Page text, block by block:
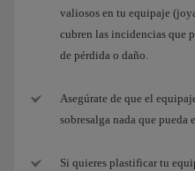
valiosos en tu equipaje
cubren las incidencias que
de pérdida o daño.
Asegúrate de que el
sobresalga nada que pueda
Si quieres plastificar tu